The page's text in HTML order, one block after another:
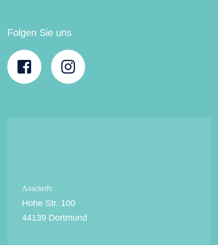
Folgen Sie uns
Anschrift:
Hohe Str. 100
44139 Dortmund